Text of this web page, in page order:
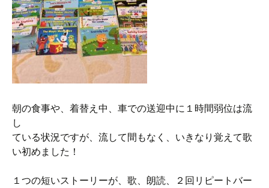
朝の食事や、着替え中、車での送迎中に１時間弱位は流
し
ている状況ですが、流して間もなく、いきなり覚えて歌
い初めました！
１つの短いストーリーが、歌、朗読、２回リピートバー